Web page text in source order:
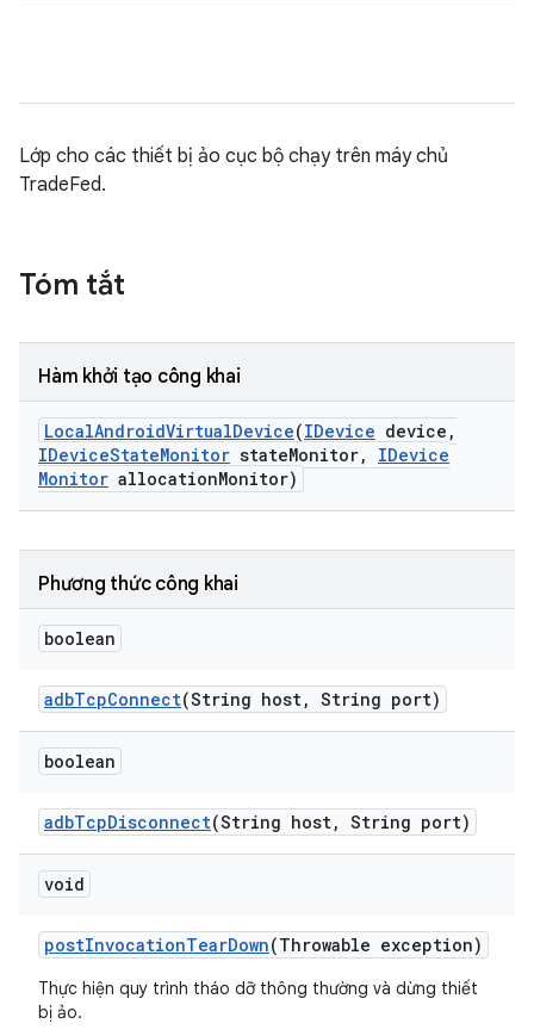
Lớp cho các thiết bị ảo cục bộ chạy trên máy chủ
TradeFed.
Tóm tắt
Hàm khởi tạo công khai
LocalAndroidVirtualDevice(IDevice device ,
IDeviceStateMonitor stateMonitor,
IDevice
Monitor allocationMonitor)
Phương thức công khai
boolean
adbTcpConnect(String host, String port)
boolean
adbTcpDisconnect(String host, String port)
void
postInvocationTearDown(Throwable exception)
Thực hiện quy trình tháo dỡ thông thường và dừng thiết
bị ảo.